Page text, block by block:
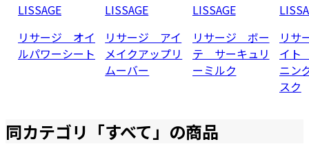
LISSAGE
リサージ オイ
ルパワーシート
LISSAGE
リサージ アイ
メイクアップリ
ムーバー
LISSAGE
リサージ ボー
テ サーキュリ
ーミルク
リサ
イト
ニン
スク
同カテゴリ「すべて 」の商品